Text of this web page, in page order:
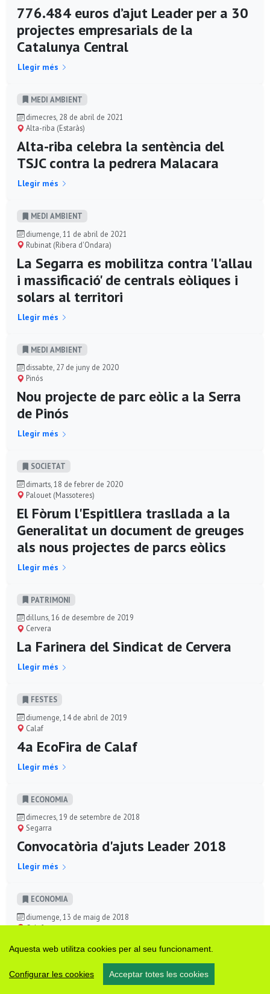
Aquesta web utilitza cookies per al seu funcionament.
Configurar les cookies Acceptar totes les cookies
776.484 euros d’ajut Leader per a 30
projectes empresarials de la
Catalunya Central
Llegir més
MEDI AMBIENT
dimecres, 28 de abril de 2021
Alta-riba (Estaràs)
Alta-riba celebra la sentència del
TSJC contra la pedrera Malacara
Llegir més
MEDI AMBIENT
diumenge, 11 de abril de 2021
Rubinat (Ribera d'Ondara)
La Segarra es mobilitza contra 'l'allau
i massificació' de centrals eòliques i
solars al territori
Llegir més
MEDI AMBIENT
dissabte, 27 de juny de 2020
Pinós
Nou projecte de parc eòlic a la Serra
de Pinós
Llegir més
SOCIETAT
dimarts, 18 de febrer de 2020
Palouet (Massoteres)
El Fòrum l'Espitllera trasllada a la
Generalitat un document de greuges
als nous projectes de parcs eòlics
Llegir més
PATRIMONI
dilluns, 16 de desembre de 2019
Cervera
La Farinera del Sindicat de Cervera
Llegir més
FESTES
diumenge, 14 de abril de 2019
Calaf
4a EcoFira de Calaf
Llegir més
ECONOMIA
dimecres, 19 de setembre de 2018
Segarra
Convocatòria d'ajuts Leader 2018
Llegir més
ECONOMIA
diumenge, 13 de maig de 2018
Calaf
3a EcoFira de Calaf